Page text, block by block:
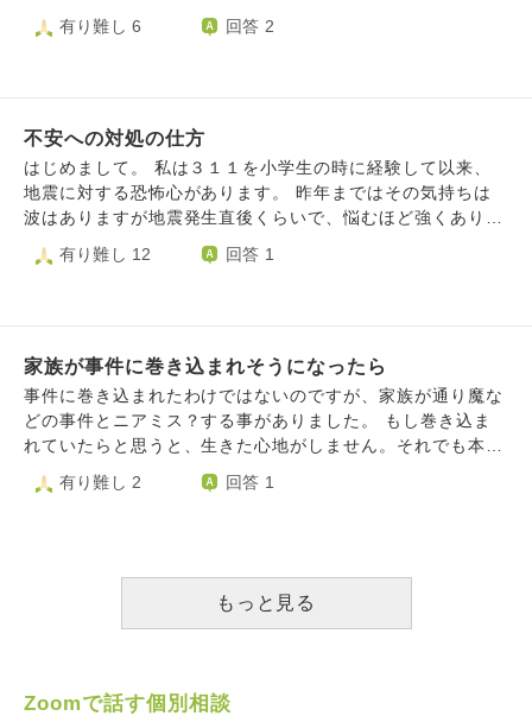
沢山の人間から恨みを買っているが、法律やコネで守られて
いるような人たち。彼らは真っ先に、ぶっ○されるような気
有り難し 6 回答 2
不安への対処の仕方
はじめまして。 私は３１１を小学生の時に経験して以来、
地震に対する恐怖心があります。 昨年まではその気持ちは
波はありますが地震発生直後くらいで、悩むほど強くありま
せんでした。しかし、１月の能登地震以降、「また揺れるの
ではないか」と恐怖心が更に強くなっています。 能登地震
不安になってしまっています。 根拠がないことは頭では分
かっているのですが、予測や予知などが結構当たっていて信
じてしまっている自分がいます。それを見たら不安になるの
は分かっていて、見ないようにと思ってはいるのですが気に
か月続いています。不安で気持ちも落ち込んでいて恐怖で頭
有り難し 12 回答 1
家族が事件に巻き込まれそうになったら
事件に巻き込まれたわけではないのですが、家族が通り魔な
どの事件とニアミス？する事がありました。 もし巻き込ま
れていたらと思うと、生きた心地がしません。それでも本人
はあまり気にしていないようなのですが、万が一ということ
を考え出すと頭の中でグルグルと悪い考えが止まらなくなり
しあの時現場に居合わせていたらという不安と、どのように
有り難し 2 回答 1
もっと見る
Zoomで話す個別相談